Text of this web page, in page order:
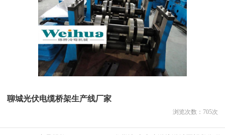
聊城光伏电缆桥架生产线厂家
浏览次数： 705次